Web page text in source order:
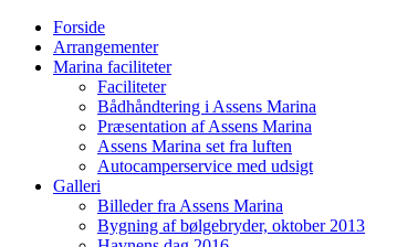
Forside
Arrangementer
Marina faciliteter
Faciliteter
Bådhåndtering i Assens Marina
Præsentation af Assens Marina
Assens Marina set fra luften
Autocamperservice med udsigt
Galleri
Billeder fra Assens Marina
Bygning af bølgebryder, oktober 2013